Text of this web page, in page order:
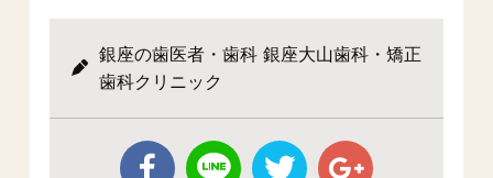
銀座の歯医者・歯科 銀座大山歯科・矯正
歯科クリニック